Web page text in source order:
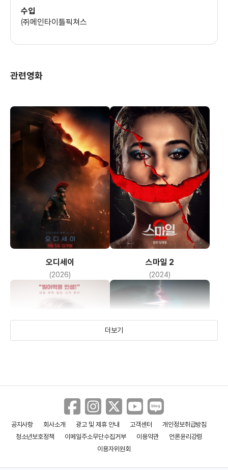
수입
㈜메인타이틀픽쳐스
관련영화
오디세이
(2026)
스마일 2
(2024)
수상한 교수 플랫라이너
더보기
공지사항 회사소개 광고 및 제휴 안내 고객센터
개인정보취급방침
청소년보호정책
이메일주소무단수집거부 이용약관
언론윤리강령
이용자위원회